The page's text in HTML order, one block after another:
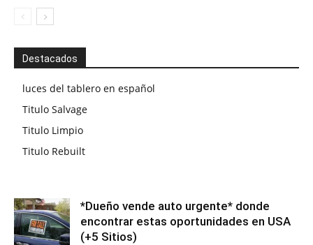
Destacados
luces del tablero en español
Titulo Salvage
Titulo Limpio
Titulo Rebuilt
*Dueño vende auto urgente* donde
encontrar estas oportunidades en USA
(+5 Sitios)